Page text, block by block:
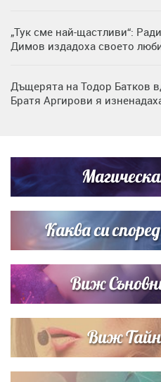
„Тук сме най-щастливи“:
Димов издадоха своето
Дъщерята на Тодор Батков
Братя Аргирови я
Списъкът е ясен: Джей Ло и
сватбата на Роналдо
Каква си
Виж
Виж